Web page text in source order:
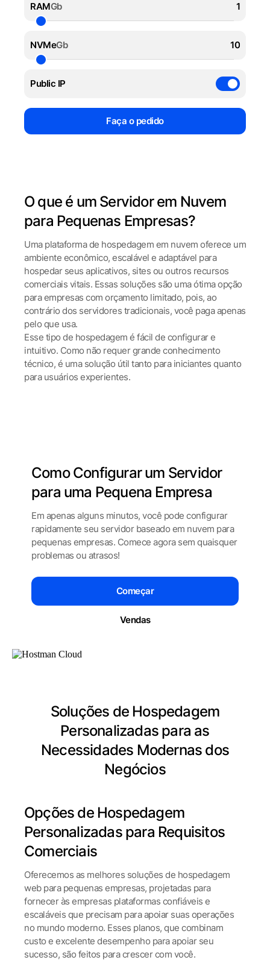
RAMGb
NVMeGb
Public IP
Faça o pedido
O que é um Servidor em Nuvem
para Pequenas Empresas?
Uma plataforma de hospedagem em nuvem oferece um
ambiente econômico, escalável e adaptável para
hospedar seus aplicativos, sites ou outros recursos
comerciais vitais. Essas soluções são uma ótima opção
para empresas com orçamento limitado, pois, ao
contrário dos servidores tradicionais, você paga apenas
pelo que usa.
Esse tipo de hospedagem é fácil de configurar e
intuitivo. Como não requer grande conhecimento
técnico, é uma solução útil tanto para iniciantes quanto
para usuários experientes.
Como Configurar um Servidor
para uma Pequena Empresa
Em apenas alguns minutos, você pode configurar
rapidamente seu servidor baseado em nuvem para
pequenas empresas. Comece agora sem quaisquer
problemas ou atrasos!
Começar
Vendas
Soluções de Hospedagem
Personalizadas para as
Necessidades Modernas dos
Negócios
Opções de Hospedagem
Personalizadas para Requisitos
Comerciais
Oferecemos as melhores soluções de hospedagem
web para pequenas empresas, projetadas para
fornecer às empresas plataformas confiáveis e
escaláveis que precisam para apoiar suas operações
no mundo moderno. Esses planos, que combinam
custo e excelente desempenho para apoiar seu
sucesso, são feitos para crescer com você.